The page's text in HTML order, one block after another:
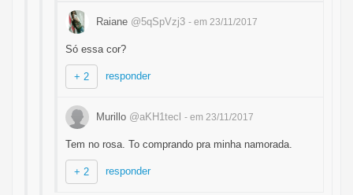
Raiane @5qSpVzj3 - em 23/11/2017
Só essa cor?
+ 2 responder
Murillo @aKH1tecl - em 23/11/2017
Tem no rosa. To comprando pra minha namorada.
+ 2 responder